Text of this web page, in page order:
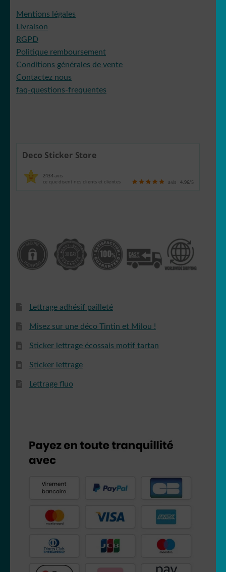
Mentions légales
Livraison
RGPD
Politique remboursement
Conditions générales de vente
Contactez nous
faq-questions-frequentes
Deco Sticker Store
2434avis
ce que disent nos clients et clientes avis 4.96/5
Lettrage adhésif pailleté
Misez sur une déco Tintin et Milou !
Sticker lettrage écossais motif tartan
Sticker lettrage
Lettrage fluo